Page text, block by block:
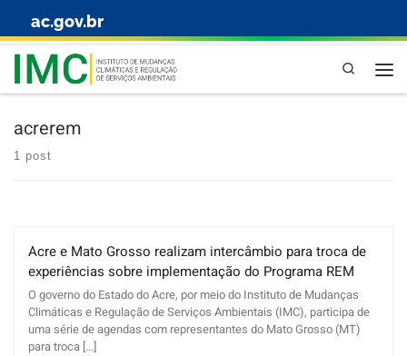
Skip to content
ac.gov.br
Pesquisa
acrerem
1 post
Acre e Mato Grosso realizam intercâmbio para troca de
experiências sobre implementação do Programa REM
O governo do Estado do Acre, por meio do Instituto de Mudanças
Climáticas e Regulação de Serviços Ambientais (IMC), participa de
uma série de agendas com representantes do Mato Grosso (MT)
para troca [...]